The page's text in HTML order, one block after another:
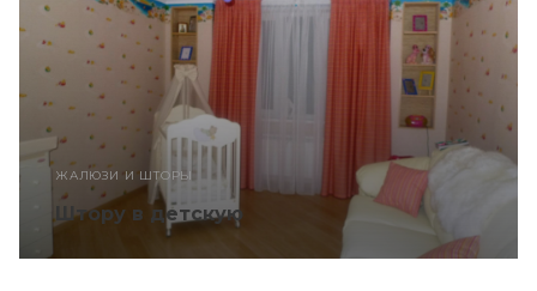
ЖАЛЮЗИ И ШТОРЫ
Штору в детскую